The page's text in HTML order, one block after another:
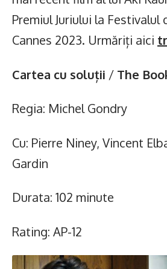
Premiul Juriului la Festivalul
Cannes 2023. Urmăriți aici
Cartea cu soluții / The
Regia: Michel Gondry
Cu: Pierre Niney, Vincent
Gardin
Durata: 102 minute
Rating: AP-12